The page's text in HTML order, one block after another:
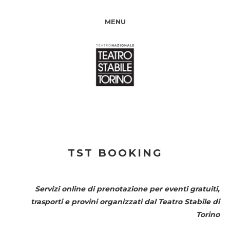
MENU
TST BOOKING
Servizi online di prenotazione per eventi gratuiti,
trasporti e provini organizzati dal Teatro Stabile di
Torino